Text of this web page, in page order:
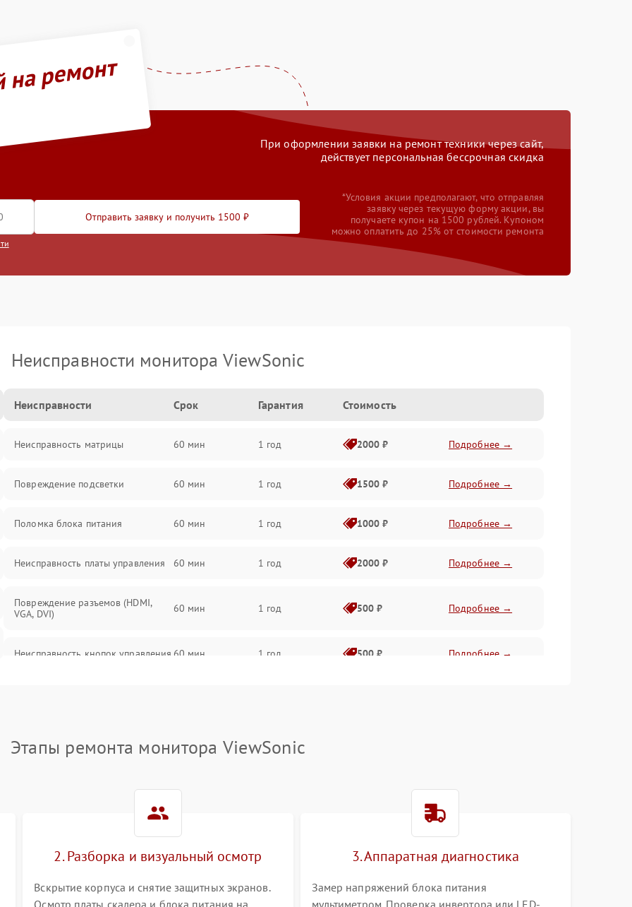
ремонт
При оформлении заявки на ремонт техники через сайт,
действует персональная бессрочная скидка
Отправить заявку и получить 1500 ₽
*Условия акции предполагают, что отправляя
заявку через текущую форму акции, вы
получаете купон на 1500 рублей. Купоном
можно оплатить до 25% от стоимости ремонта
Неисправности монитора ViewSonic
Неисправности Срок Гарантия Стоимость
Неисправность матрицы 60 мин 1 год 2000 ₽ Подробнее →
Повреждение подсветки 60 мин 1 год 1500 ₽ Подробнее →
Поломка блока питания 60 мин 1 год 1000 ₽ Подробнее →
Неисправность платы управления 60 мин 1 год 2000 ₽ Подробнее →
Повреждение разъемов (HDMI,
VGA, DVI)
60 мин 1 год 500 ₽ Подробнее →
Неисправность кнопок управления 60 мин 1 год 500 ₽ Подробнее →
Поломка системы автоматического
короткого замыкания
Этапы ремонта монитора ViewSonic
2. Разборка и визуальный осмотр
Вскрытие корпуса и снятие защитных экранов.
Осмотр платы скалера и блока питания на
3. Аппаратная диагностика
Замер напряжений блока питания
мультиметром. Проверка инвертора или LED-